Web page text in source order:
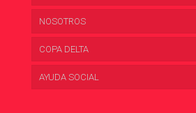
NOSOTROS
COPA DELTA
AYUDA SOCIAL